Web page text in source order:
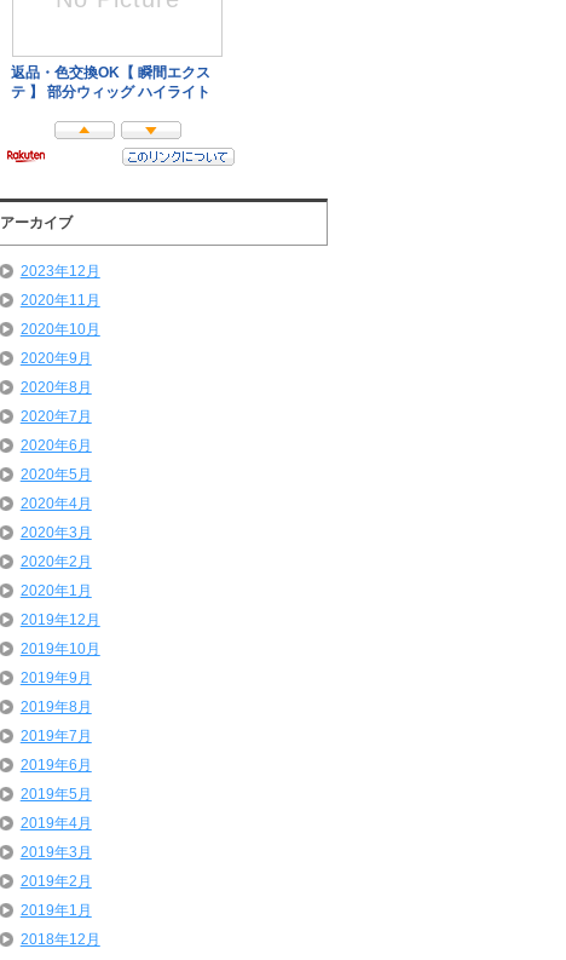
アーカイブ
2023年12月
2020年11月
2020年10月
2020年9月
2020年8月
2020年7月
2020年6月
2020年5月
2020年4月
2020年3月
2020年2月
2020年1月
2019年12月
2019年10月
2019年9月
2019年8月
2019年7月
2019年6月
2019年5月
2019年4月
2019年3月
2019年2月
2019年1月
2018年12月